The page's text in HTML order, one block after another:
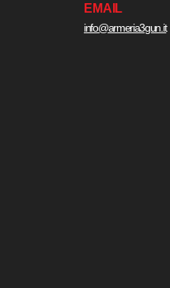
EMAIL
info@armeria3gun.it